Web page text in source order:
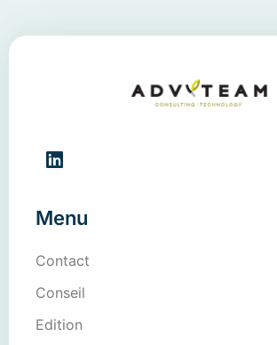
Menu
Contact
Conseil
Edition